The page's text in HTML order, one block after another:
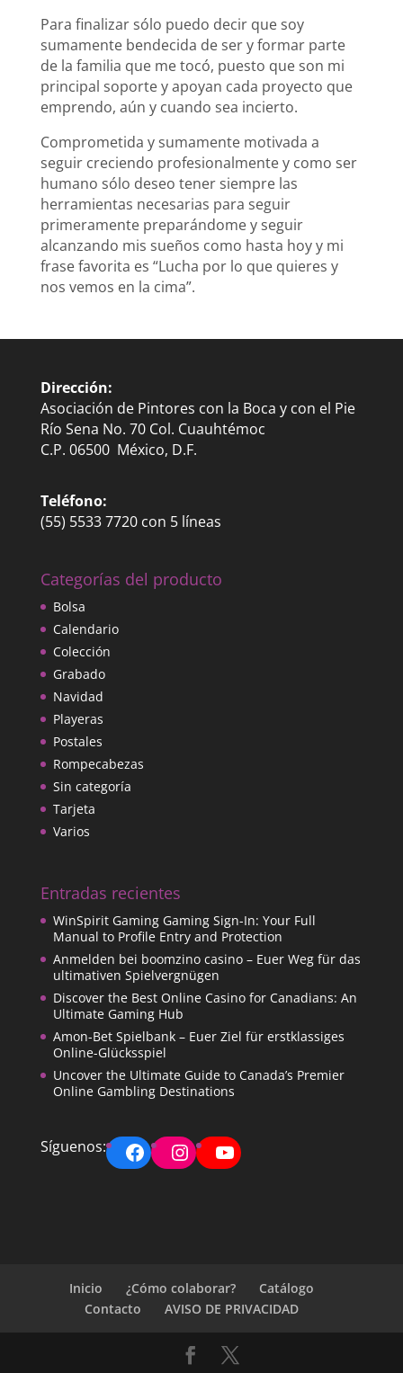
Para finalizar sólo puedo decir que soy
sumamente bendecida de ser y formar parte
de la familia que me tocó, puesto que son mi
principal soporte y apoyan cada proyecto que
emprendo, aún y cuando sea incierto.
Comprometida y sumamente motivada a
seguir creciendo profesionalmente y como ser
humano sólo deseo tener siempre las
herramientas necesarias para seguir
primeramente preparándome y seguir
alcanzando mis sueños como hasta hoy y mi
frase favorita es “Lucha por lo que quieres y
nos vemos en la cima”.
Dirección:
Asociación de Pintores con la Boca y con el Pie
Río Sena No. 70 Col. Cuauhtémoc
C.P. 06500 México, D.F.
Teléfono:
(55) 5533 7720 con 5 líneas
Categorías del producto
Bolsa
Calendario
Colección
Grabado
Navidad
Playeras
Postales
Rompecabezas
Sin categoría
Tarjeta
Varios
Entradas recientes
WinSpirit Gaming Gaming Sign-In: Your Full
Manual to Profile Entry and Protection
Anmelden bei boomzino casino – Euer Weg für das
ultimativen Spielvergnügen
Discover the Best Online Casino for Canadians: An
Ultimate Gaming Hub
Amon-Bet Spielbank – Euer Ziel für erstklassiges
Online-Glücksspiel
Uncover the Ultimate Guide to Canada’s Premier
Online Gambling Destinations
Síguenos: Facebook
Instagram
YouTube
Inicio ¿Cómo colaborar?
Catálogo
Contacto
AVISO DE PRIVACIDAD